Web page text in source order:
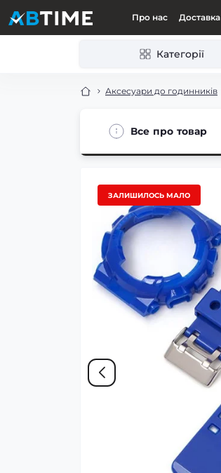
Про нас Доставка
Категорії
Аксесуари до годинників
Все про товар
ЗАЛИШИЛОСЬ МАЛО